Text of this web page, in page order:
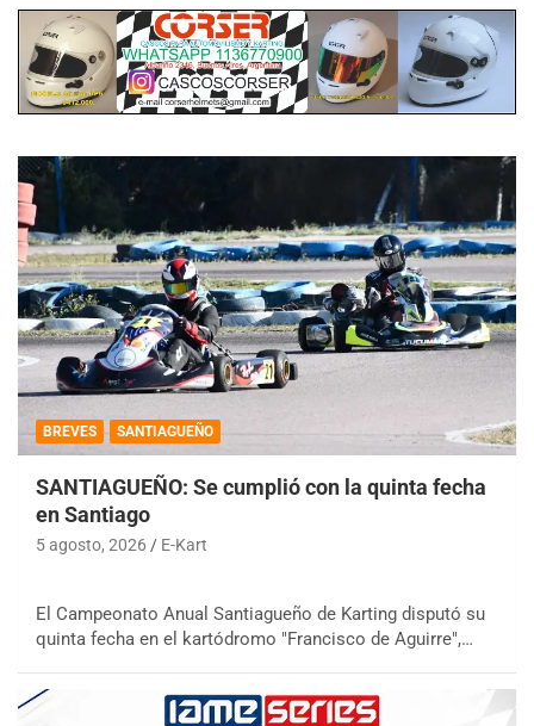
BREVES SANTIAGUEÑO
SANTIAGUEÑO: Se cumplió con la quinta fecha
en Santiago
5 agosto, 2026 E-Kart
El Campeonato Anual Santiagueño de Karting disputó su
quinta fecha en el kartódromo "Francisco de Aguirre",…